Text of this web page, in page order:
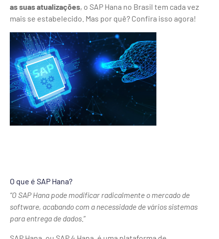
as suas atualizações, o SAP Hana no Brasil tem cada vez
mais se estabelecido. Mas por quê? Confira isso agora!
O que é SAP Hana?
“O SAP Hana pode modificar radicalmente o mercado de
software, acabando com a necessidade de vários sistemas
para entrega de dados. ”